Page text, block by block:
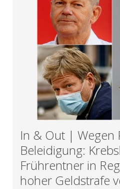
In & Out | Wegen
Beleidigung:
Frührentner in
hoher Geldstrafe